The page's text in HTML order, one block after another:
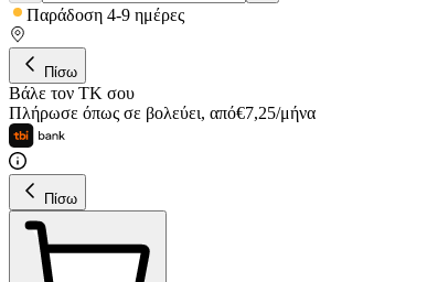
Παράδοση 4-9 ημέρες
Πίσω
Βάλε τον ΤΚ σου
Πλήρωσε όπως σε βολεύει, από€7,25/μήνα
Πίσω